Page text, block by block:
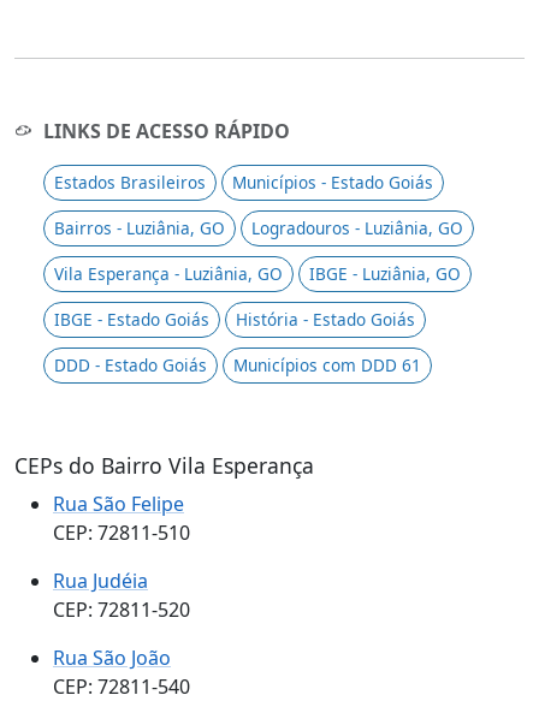
LINKS DE ACESSO RÁPIDO
Estados Brasileiros
Municípios - Estado Goiás
Bairros - Luziânia, GO
Logradouros - Luziânia, GO
Vila Esperança - Luziânia, GO
IBGE - Luziânia, GO
IBGE - Estado Goiás
História - Estado Goiás
DDD - Estado Goiás
Municípios com DDD 61
CEPs do Bairro Vila Esperança
Rua São Felipe
CEP: 72811-510
Rua Judéia
CEP: 72811-520
Rua São João
CEP: 72811-540